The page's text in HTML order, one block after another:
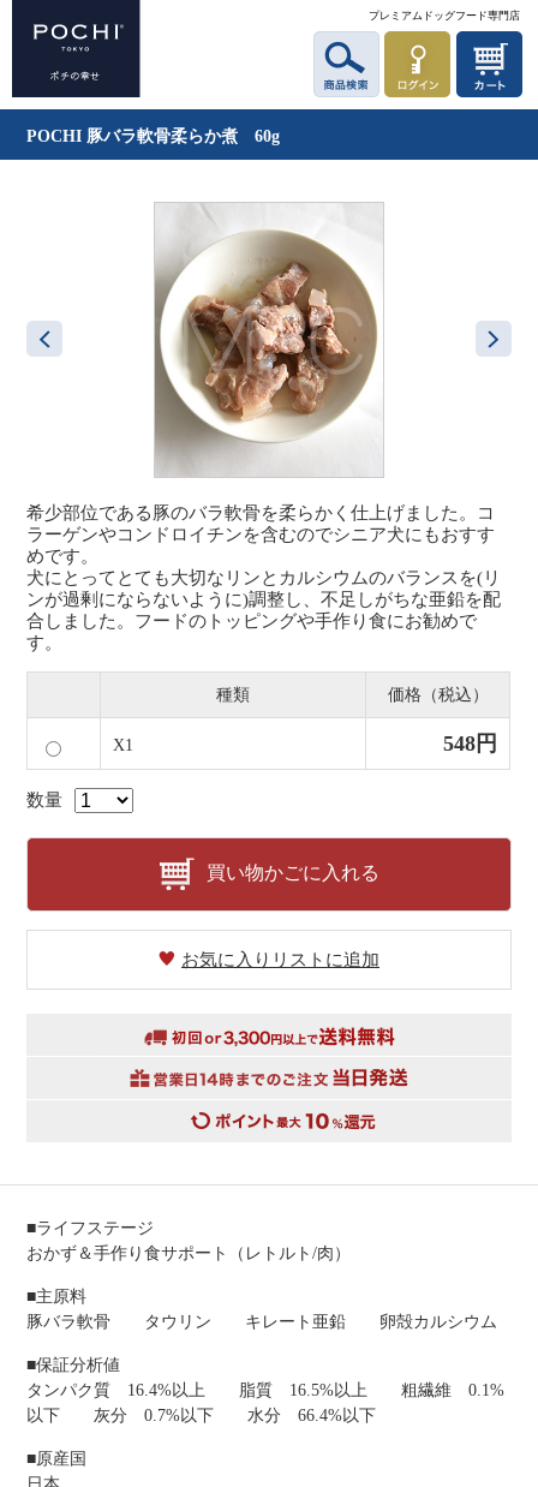
プレミアムドッグフード専門店
POCHI 豚バラ軟骨柔らか煮 60g
希少部位である豚のバラ軟骨を柔らかく仕上げました。コ
ラーゲンやコンドロイチンを含むのでシニア犬にもおすす
めです。
犬にとってとても大切なリンとカルシウムのバランスを(リ
ンが過剰にならないように)調整し、不足しがちな亜鉛を配
合しました。フードのトッピングや手作り食にお勧めで
す。
種類 価格（税込）
X1 548円
数量
買い物かごに入れる
お気に入りリストに追加
■ライフステージ
おかず＆手作り食サポート（レトルト/肉）
■主原料
豚バラ軟骨 タウリン キレート亜鉛 卵殻カルシウム
■保証分析値
タンパク質 16.4%以上 脂質 16.5%以上 粗繊維 0.1%
以下 灰分 0.7%以下 水分 66.4%以下
■原産国